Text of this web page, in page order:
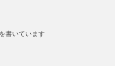
書いています